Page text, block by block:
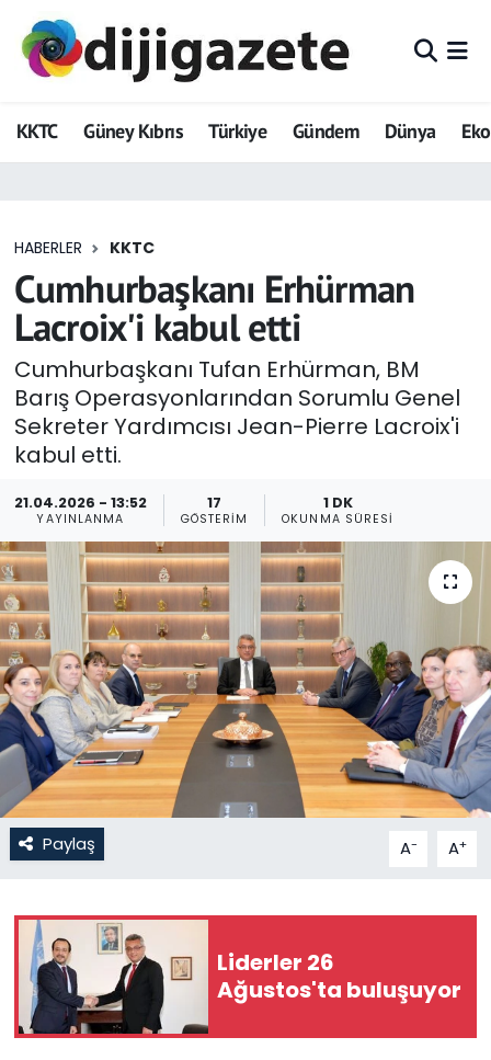
KKTC Güney Kıbrıs Türkiye Gündem Dünya
HABERLER KKTC
Cumhurbaşkanı Erhürman
Lacroix'i kabul etti
Cumhurbaşkanı Tufan Erhürman, BM
Barış Operasyonlarından Sorumlu Genel
Sekreter Yardımcısı Jean-Pierre Lacroix'i
kabul etti.
21.04.2026 - 13:52
YAYINLANMA
17
GÖSTERIM
1 DK
OKUNMA SÜRESI
Paylaş A- A+
Liderler 26
Ağustos'ta buluşuyor
ADVERTORIAL
Dijigazete
Eğitim
Ekonomi
Foto Galeri
GEZİ
Gündem
KKTC
KKTC YEREL SEÇİM 2018
Kültür Sanat
Magazin
Moda
Nöbetçi Eczaneler
Otomobil Dünyası
Politika
SAĞLIK
Hava Durumu
Trafik Durumu
Tüm Manşetler
Son Dakika Haberleri
Haber Arşivi